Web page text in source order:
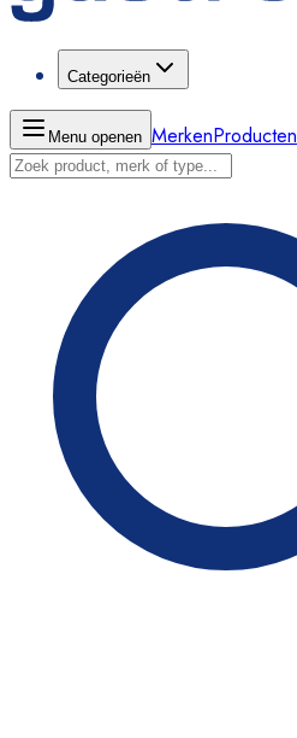
Categorieën
Menu openen MerkenProducten